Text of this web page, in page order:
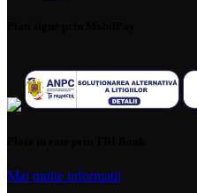
Mai multe informatii